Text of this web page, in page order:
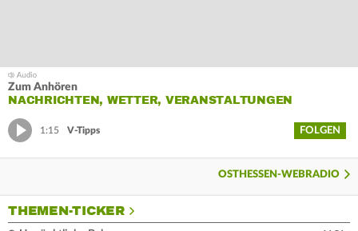
Zum Anhören
NACHRICHTEN, WETTER, VERANSTALTUNGEN
1:15 V-Tipps FOLGEN
OSTHESSEN-WEBRADIO
THEMEN-TICKER